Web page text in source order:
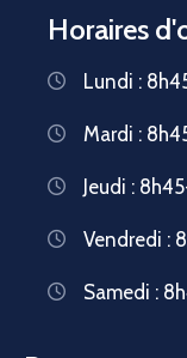
Horaires
Lundi :
Mardi :
Jeudi :
Vendredi :
Samedi :